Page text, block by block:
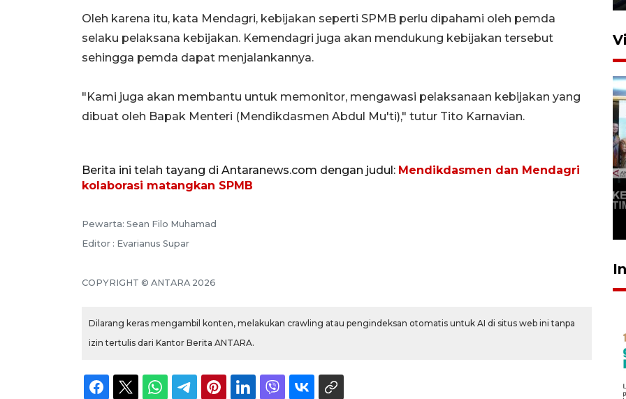
Oleh karena itu, kata Mendagri, kebijakan seperti SPMB perlu dipahami oleh pemda
selaku pelaksana kebijakan. Kemendagri juga akan mendukung kebijakan tersebut
sehingga pemda dapat menjalankannya.
"Kami juga akan membantu untuk memonitor, mengawasi pelaksanaan kebijakan yang
dibuat oleh Bapak Menteri (Mendikdasmen Abdul Mu'ti)," tutur Tito Karnavian.
Berita ini telah tayang di Antaranews.com dengan judul: Mendikdasmen dan Mendagri
kolaborasi matangkan SPMB
Pewarta: Sean Filo Muhamad
Editor : Evarianus Supar
COPYRIGHT © ANTARA 2026
Dilarang keras mengambil konten, melakukan crawling atau pengindeksan otomatis untuk AI di situs web ini tanpa
izin tertulis dari Kantor Berita ANTARA.
KORMI MIMIKA RUTIN GELAR